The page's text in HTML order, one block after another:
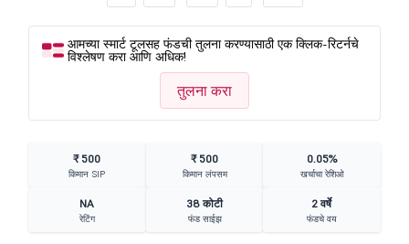
आमच्या स्मार्ट टूलसह फंडची तुलना करण्यासाठी एक क्लिक-रिटर्नचे
विश्लेषण करा आणि अधिक!
तुलना करा
₹ 500
किमान SIP
₹ 500
किमान लंपसम
0.05%
खर्चाचा रेशिओ
NA
रेटिंग
38 कोटी
फंड साईझ
2 वर्षे
फंडचे वय